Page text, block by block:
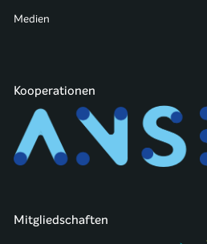
Medien
Kooperationen
Mitgliedschaften